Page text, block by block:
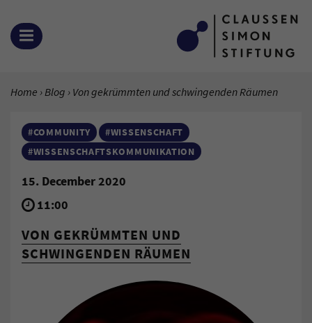
Zum Inhalt springen
OPEN MENU
YOU ARE HERE:
Home Blog Current Page:
Von gekrümmten und schwingenden Räumen
#COMMUNITY
#WISSENSCHAFT
#WISSENSCHAFTSKOMMUNIKATION
15. December 2020
11:00
VON GEKRÜMMTEN UND
SCHWINGENDEN RÄUMEN